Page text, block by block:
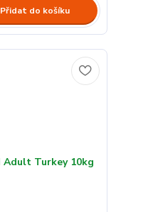
Přidat do košíku